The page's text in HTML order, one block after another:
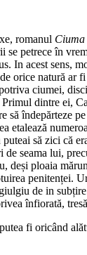
romanul
se petrece în
In acest sens,
orice natură ar
ciumei,
Primul dintre ei,
să îndepărteze
etalează
să zici că
seama lui,
deși ploaia
penitenței.
de in
înfiorată,
fi oricând